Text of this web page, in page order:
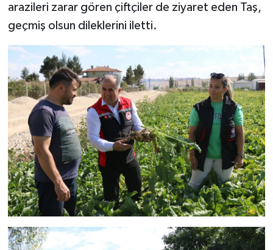
arazileri zarar gören çiftçiler de ziyaret eden Taş,
geçmiş olsun dileklerini iletti.